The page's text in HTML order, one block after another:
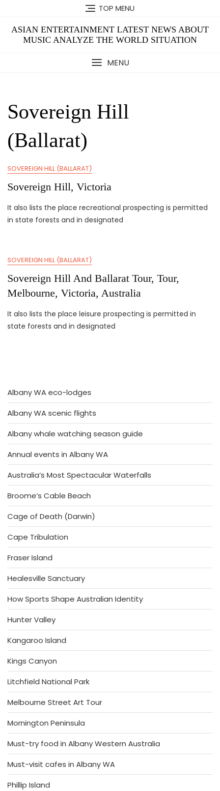
content
TOP MENU
ASIAN ENTERTAINMENT LATEST NEWS ABOUT
MUSIC ANALYZE THE WORLD SITUATION
MENU
Sovereign Hill
(Ballarat)
SOVEREIGN HILL (BALLARAT)
Sovereign Hill, Victoria
It also lists the place recreational prospecting is permitted
in state forests and in designated
SOVEREIGN HILL (BALLARAT)
Sovereign Hill And Ballarat Tour, Tour,
Melbourne, Victoria, Australia
It also lists the place leisure prospecting is permitted in
state forests and in designated
Albany WA eco-lodges
Albany WA scenic flights
Albany whale watching season guide
Annual events in Albany WA
Australia’s Most Spectacular Waterfalls
Broome’s Cable Beach
Cage of Death (Darwin)
Cape Tribulation
Fraser Island
Healesville Sanctuary
How Sports Shape Australian Identity
Hunter Valley
Kangaroo Island
Kings Canyon
Litchfield National Park
Melbourne Street Art Tour
Mornington Peninsula
Must-try food in Albany Western Australia
Must-visit cafes in Albany WA
Phillip Island